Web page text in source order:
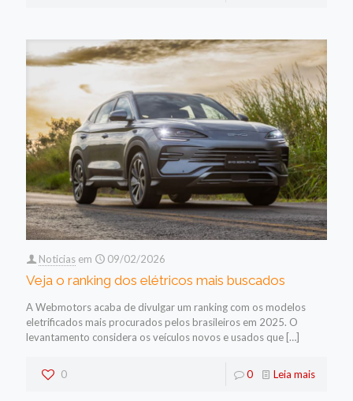
Noticias em 09/02/2026
Veja o ranking dos elétricos mais buscados
A Webmotors acaba de divulgar um ranking com os modelos
eletrificados mais procurados pelos brasileiros em 2025. O
levantamento considera os veículos novos e usados que […]
0 0 Leia mais